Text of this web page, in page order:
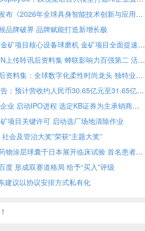
腾讯云联合沙利文正式发布《2026年全球具身智能技术创新与应用白皮书》
品牌破界 品牌赋能打造新增长极
罕王黄金选定Mt Bundy金矿项目核心设备球磨机 金矿项目全面提速
时尚生活方式巨头SHEIN上传聆讯后资料集 蝉联影响力百强第二 活跃顾客达2.73亿
希音向联交所上传聆讯后资料集：全球数字化柔性时尚龙头 独特业务模式构筑坚固护城河
澳优2026半年度业绩预告：预计营收约人民币30.65亿元至31.65亿元 核心业务基础保持稳定
Tesollo，机器人手专业企业 启动IPO进程 选定KB证券为主承销商
项目关键许可 启动选厂场地清除作业
会及管治大奖”荣获“主题大奖”
业聚医疗旗下自主研发药物涂层球囊于日本展开临床试验 首名患者已入组
度 形成双赛道格局 给予“买入”评级
建议以协议安排方式私有化